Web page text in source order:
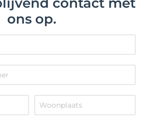
ons op.